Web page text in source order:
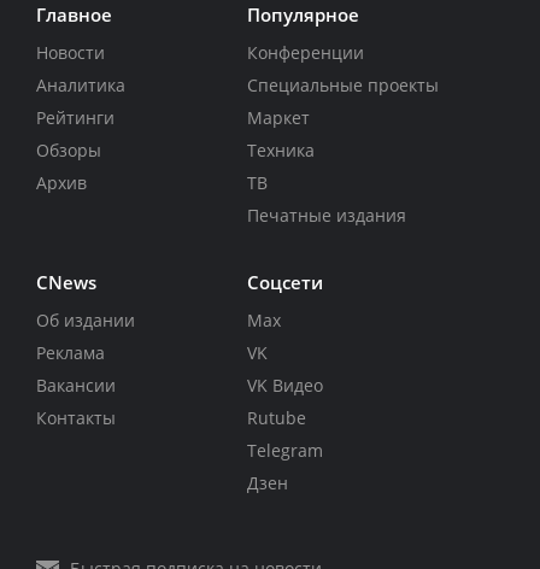
Главное
Новости
Аналитика
Рейтинги
Обзоры
Архив
Популярное
Конференции
Специальные проекты
Маркет
Техника
ТВ
Печатные издания
CNews
Об издании
Реклама
Вакансии
Контакты
Соцсети
Max
VK
VK Видео
Rutube
Telegram
Дзен